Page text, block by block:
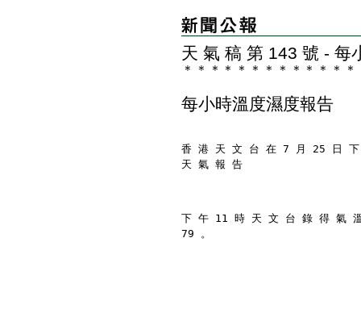
天 氣 稿 第 143 號 - 每
＊ ＊ ＊ ＊ ＊ ＊ ＊ ＊ ＊ ＊ ＊ ＊ ＊
每小時溫度濕度報告
香 港 天 文 台 在 7 月 25 日
天 氣 報 告
下 午 11 時 天 文 台 錄 得 氣
79 。